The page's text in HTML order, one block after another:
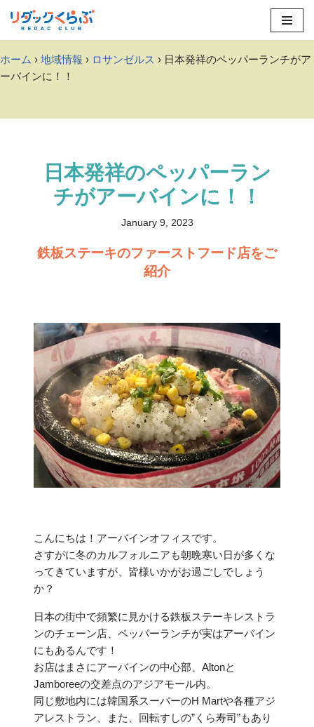
Skip
content
ホーム › 地域情報 › ロサンゼルス › 日本発祥のペッパーランチがア
ーバインに！！
日本発祥のペッパーラン
チがアーバインに！！
January 9, 2023
鉄板ステーキのファーストフード店をご
紹介
こんにちは！アーバインオフィスです。
さすがに冬のカルフォルニアも朝晩寒い日が多くな
ってきていますが、皆様いかがお過ごしでしょう
か？
日本の街中で頻繁に見かける鉄板ステーキレストラ
ンのチェーン店、ペッパーランチが実はアーバイン
にもあるんです！
お店はまさにアーバインの中心部、Altonと
Jamboreeの交差点のアジアモール内。
同じ敷地内には韓国系スーパーのH Martや各種アジ
アレストラン、また、回転すしの”くら寿司”もあり